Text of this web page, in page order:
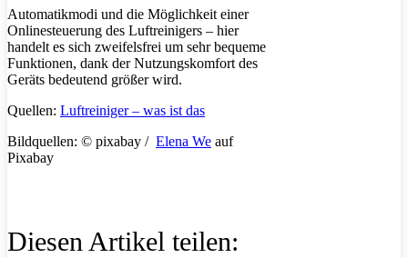
Automatikmodi und die Möglichkeit einer
Onlinesteuerung des Luftreinigers – hier
handelt es sich zweifelsfrei um sehr bequeme
Funktionen, dank der Nutzungskomfort des
Geräts bedeutend größer wird.
Quellen: Luftreiniger – was ist das
Bildquellen: © pixabay / Elena We auf
Pixabay
Diesen Artikel teilen: